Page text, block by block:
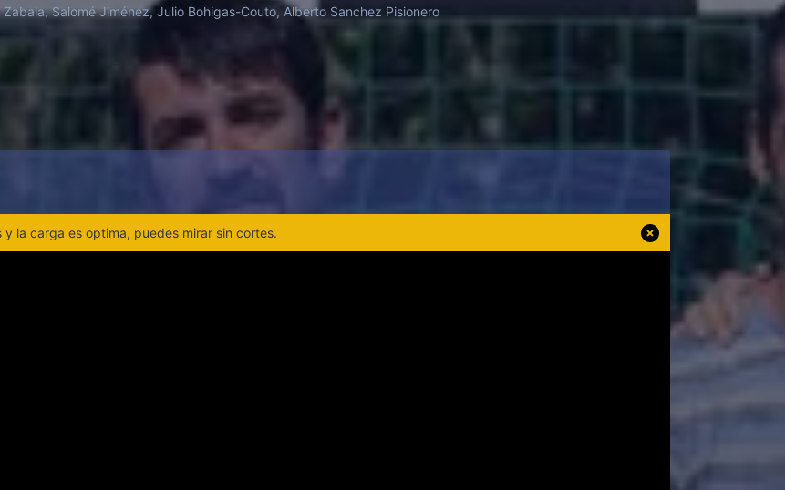
Zabala, Salomé Jiménez, Julio Bohigas-Couto, Alberto Sanchez Pisionero
la carga es optima, puedes mirar sin cortes.